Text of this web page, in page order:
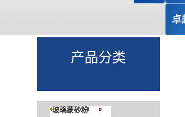
产品分类
玻璃蒙砂粉